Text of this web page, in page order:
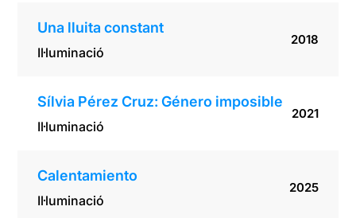
Una lluita constant
Il·luminació
2018
Sílvia Pérez Cruz: Género imposible
Il·luminació
2021
Calentamiento
Il·luminació
2025